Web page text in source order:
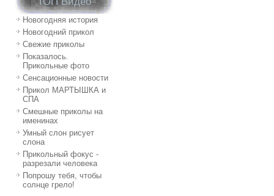
Новогодняя история
Новогодний прикол
Свежие приколы
Показалось.
Прикольные фото
Сенсационные новости
Прикол МАРТЫШКА и
СПА
Смешные приколы на
именинах
Умный слон рисует
слона
Прикольный фокус -
разрезали человека
Попрошу тебя, чтобы
солнце грело!